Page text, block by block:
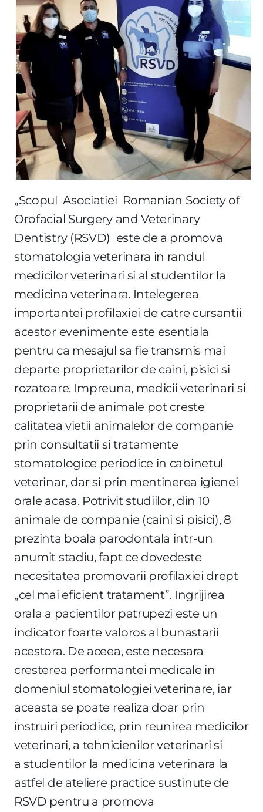
„Scopul Asociatiei Romanian Society of
Orofacial Surgery and Veterinary
Dentistry (RSVD) este de a promova
stomatologia veterinara in randul
medicilor veterinari si al studentilor la
medicina veterinara. Intelegerea
importantei profilaxiei de catre cursantii
acestor evenimente este esentiala
pentru ca mesajul sa fie transmis mai
departe proprietarilor de caini, pisici si
rozatoare. Impreuna, medicii veterinari si
proprietarii de animale pot creste
calitatea vietii animalelor de companie
prin consultatii si tratamente
stomatologice periodice in cabinetul
veterinar, dar si prin mentinerea igienei
orale acasa. Potrivit studiilor, din 10
animale de companie (caini si pisici), 8
prezinta boala parodontala intr-un
anumit stadiu, fapt ce dovedeste
necesitatea promovarii profilaxiei drept
„cel mai eficient tratament”. Ingrijirea
orala a pacientilor patrupezi este un
indicator foarte valoros al bunastarii
acestora. De aceea, este necesara
cresterea performantei medicale in
domeniul stomatologiei veterinare, iar
aceasta se poate realiza doar prin
instruiri periodice, prin reunirea medicilor
veterinari, a tehnicienilor veterinari si
a studentilor la medicina veterinara la
astfel de ateliere practice sustinute de
RSVD pentru a promova